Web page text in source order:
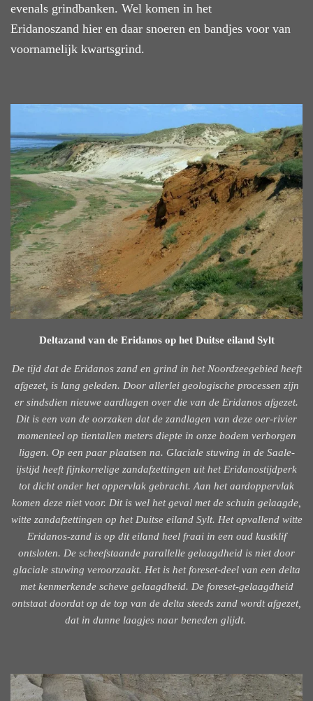
evenals grindbanken. Wel komen in het
Eridanoszand hier en daar snoeren en bandjes voor van
voornamelijk kwartsgrind.
Deltazand van de Eridanos op het Duitse eiland Sylt
De tijd dat de Eridanos zand en grind in het Noordzeegebied heeft
afgezet, is lang geleden. Door allerlei geologische processen zijn
er sindsdien nieuwe aardlagen over die van de Eridanos afgezet.
Dit is een van de oorzaken dat de zandlagen van deze oer-rivier
momenteel op tientallen meters diepte in onze bodem verborgen
liggen. Op een paar plaatsen na. Glaciale stuwing in de Saale-
ijstijd heeft fijnkorrelige zandafzettingen uit het Eridanostijdperk
tot dicht onder het oppervlak gebracht. Aan het aardoppervlak
komen deze niet voor. Dit is wel het geval met de schuin gelaagde,
witte zandafzettingen op het Duitse eiland Sylt. Het opvallend witte
Eridanos-zand is op dit eiland heel fraai in een oud kustklif
ontsloten. De scheefstaande parallelle gelaagdheid is niet door
glaciale stuwing veroorzaakt. Het is het foreset-deel van een delta
met kenmerkende scheve gelaagdheid. De foreset-gelaagdheid
ontstaat doordat op de top van de delta steeds zand wordt afgezet,
dat in dunne laagjes naar beneden glijdt.